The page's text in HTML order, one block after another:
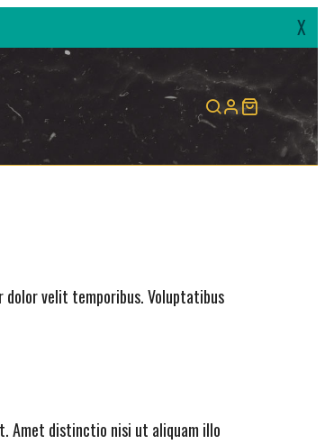
X
dolor velit temporibus. Voluptatibus
Amet distinctio nisi ut aliquam illo